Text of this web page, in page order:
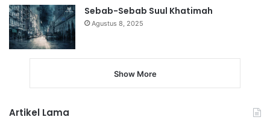
Sebab-Sebab Suul Khatimah
Agustus 8, 2025
Show More
Artikel Lama